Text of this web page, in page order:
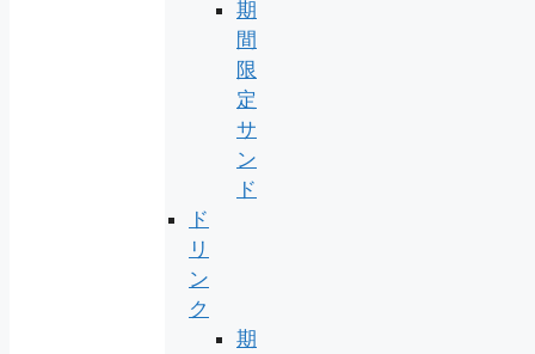
期
間
限
定
サ
ン
ド
ド
リ
ン
ク
期